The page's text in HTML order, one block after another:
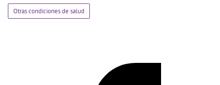
Otras condiciones de salud